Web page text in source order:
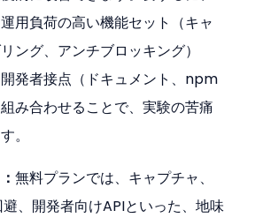
用負荷の高い機能セット（キャ
ング、アンチブロッキング）
発者接点（ドキュメント、npm
み合わせることで、実験の苦痛
。
無料プランでは、キャプチャ、
、開発者向けAPIといった、地味